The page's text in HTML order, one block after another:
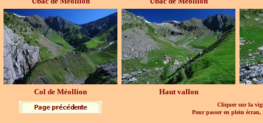
Col de Méollion Haut vallon
Cliquer sur la
Pour passer en plein